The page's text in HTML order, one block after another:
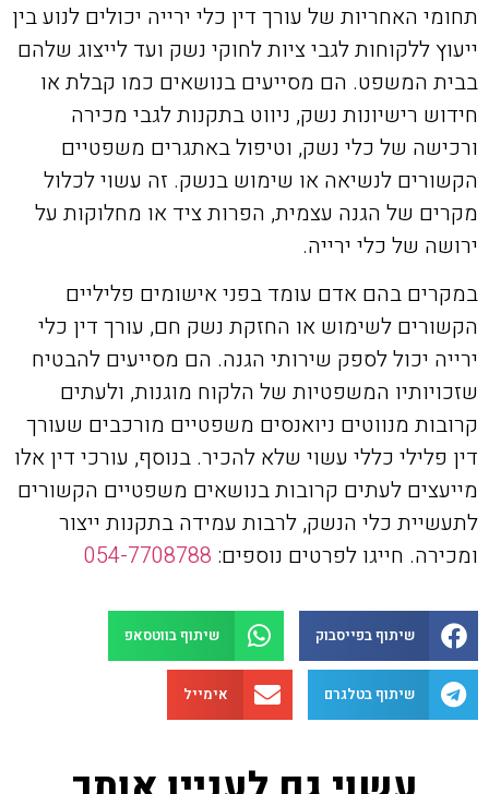
תחומי האחריות של עורך דין כלי ירייה יכולים לנוע בין
ייעוץ ללקוחות לגבי ציות לחוקי נשק ועד לייצוג שלהם
בבית המשפט. הם מסייעים בנושאים כמו קבלת או
חידוש רישיונות נשק, ניווט בתקנות לגבי מכירה
ורכישה של כלי נשק, וטיפול באתגרים משפטיים
הקשורים לנשיאה או שימוש בנשק. זה עשוי לכלול
מקרים של הגנה עצמית, הפרות ציד או מחלוקות על
ירושה של כלי ירייה.
במקרים בהם אדם עומד בפני אישומים פליליים
הקשורים לשימוש או החזקת נשק חם, עורך דין כלי
ירייה יכול לספק שירותי הגנה. הם מסייעים להבטיח
שזכויותיו המשפטיות של הלקוח מוגנות, ולעתים
קרובות מנווטים ניואנסים משפטיים מורכבים שעורך
דין פלילי כללי עשוי שלא להכיר. בנוסף, עורכי דין אלו
מייעצים לעתים קרובות בנושאים משפטיים הקשורים
לתעשיית כלי הנשק, לרבות עמידה בתקנות ייצור
ומכירה. חייגו לפרטים נוספים: 054-7708788
שיתוף בפייסבוק שיתוף בווטסאפ
שיתוף בטלגרם אימייל